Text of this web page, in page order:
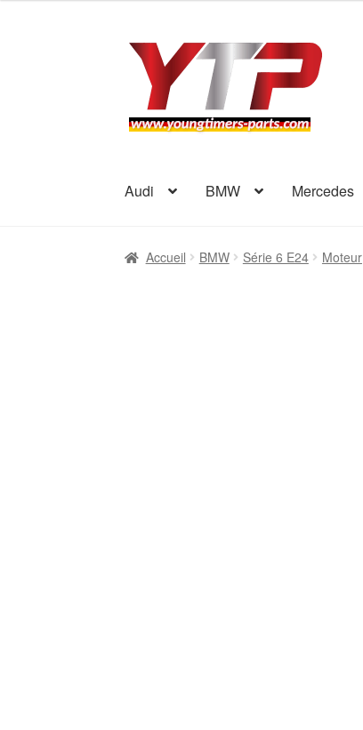
Aller
navigation
Aller
contenu
Audi BMW Mercedes
Accueil BMW Série 6 E24 Moteur